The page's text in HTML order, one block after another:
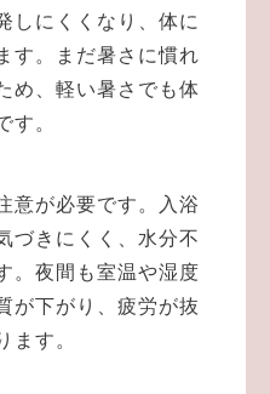
しにくくなり、体に
す。まだ暑さに慣れ
め、軽い暑さでも体
す。
意が必要です。入浴
づきにくく、水分不
。夜間も室温や湿度
が下がり、疲労が抜
ます。